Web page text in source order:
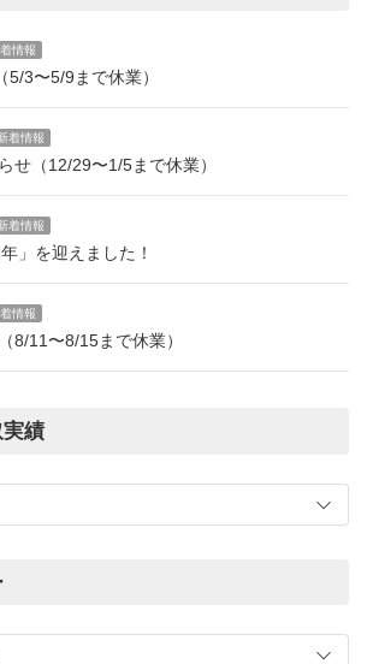
情報
3〜5/9まで休業）
着情報
せ（12/29〜1/5まで休業）
着情報
」を迎えました！
情報
8/11〜8/15まで休業）
績